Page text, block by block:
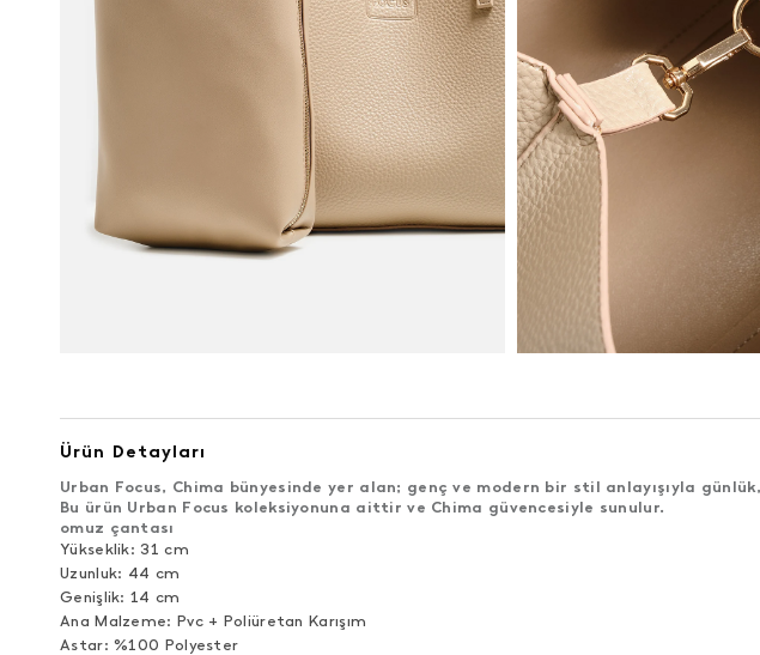
Ürün Detayları
Urban Focus, Chima bünyesinde yer alan; genç ve modern bir stil anlayışıyla
Bu ürün Urban Focus koleksiyonuna aittir ve Chima güvencesiyle sunulur.
omuz çantası
Yükseklik: 31 cm
Uzunluk: 44 cm
Genişlik: 14 cm
Ana Malzeme: Pvc + Poliüretan Karışım
Astar: %100 Polyester